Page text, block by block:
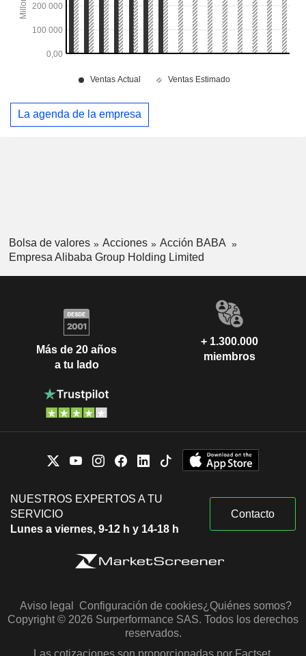
La agenda de la empresa
Bolsa de valores Acciones
Acción BABA
Empresa Alibaba Group Holding Limited
Más de 20 años
a tu lado
+ 1.300.000
miembros
NUESTROS EXPERTOS A TU
SERVICIO
Lunes a viernes, 9-12 h y 14-18 h
Contacto
Aviso legal Configuración de cookies¿Quiénes somos?
Copyright © 2026 Surperformance SAS. Todos los derechos
reservados.
Las cotizaciones son proporcionadas por Factset,